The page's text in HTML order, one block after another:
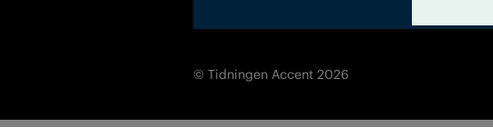
© Tidningen Accent 2026